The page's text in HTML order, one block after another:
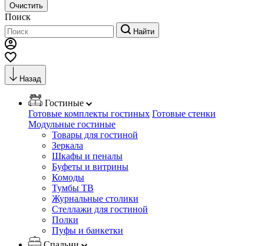
Очистить
Поиск
Найти
Назад
Гостиные
Готовые комплекты гостиных Готовые стенки
Модульные гостиные
Товары для гостиной
Зеркала
Шкафы и пеналы
Буфеты и витрины
Комоды
Тумбы ТВ
Журнальные столики
Стеллажи для гостиной
Полки
Пуфы и банкетки